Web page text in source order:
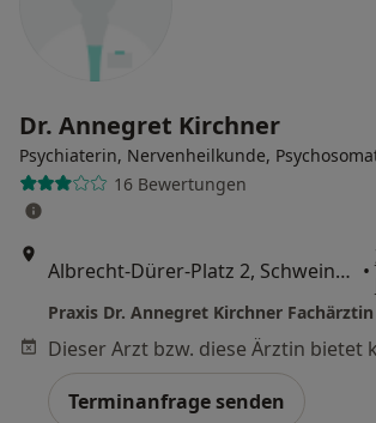
Dr. Annegret Kirchner
Psychiaterin, Nervenheilkunde,
16 Bewertungen
Albrecht-Dürer-Platz 2, Schweinfurt •
Terminanfrage senden